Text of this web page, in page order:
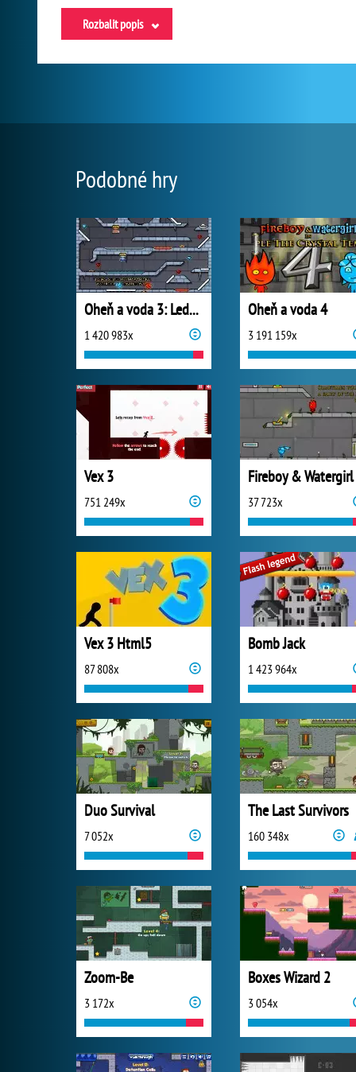
Rozbalit popis
Podobné hry
Oheň a voda 3: Ledový chrám
1 420 983x
Oheň a voda 4
3 191 159x
Vex 3
751 249x 37 723x
Vex 3 Html5
87 808x
Bomb Jack
1 423 964x
Duo Survival
7 052x
The Last Survivors
160 348x
Zoom-Be
3 172x
Boxes Wizard 2
3 054x